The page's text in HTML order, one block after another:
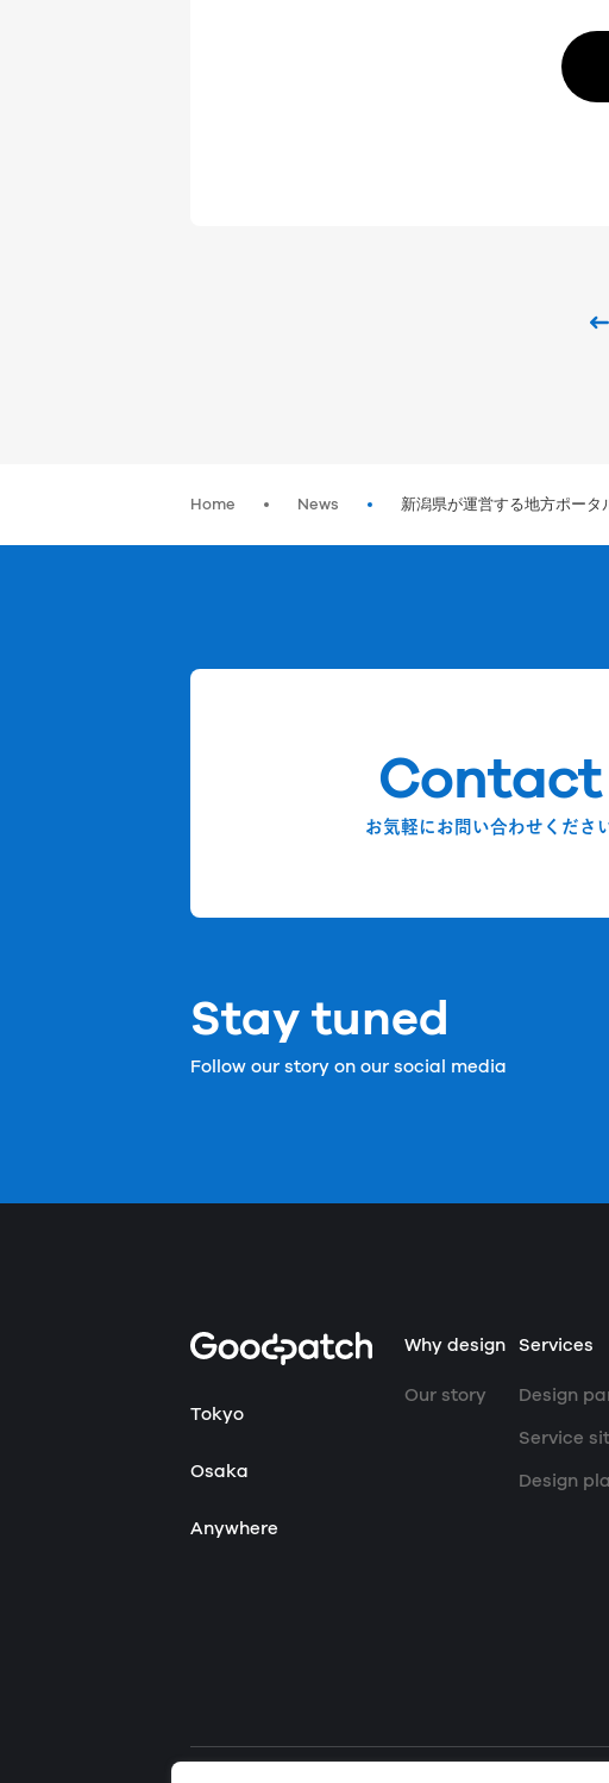
Home News 新潟県が運営する地方ポー
Contact
お気軽にお問い合わせくださ
Stay tuned
Follow our story on our social media
HomeWhy design
Our story
Services
Design
Service
Design
Tokyo
Osaka
Anywhere